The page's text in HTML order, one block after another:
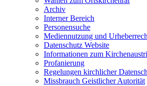
Archiv
Interner Bereich
Personensuche
Mediennutzung und
Datenschutz Website
Informationen zum
Profanierung
Regelungen kirchlicher
Missbrauch Geistlicher Autorität